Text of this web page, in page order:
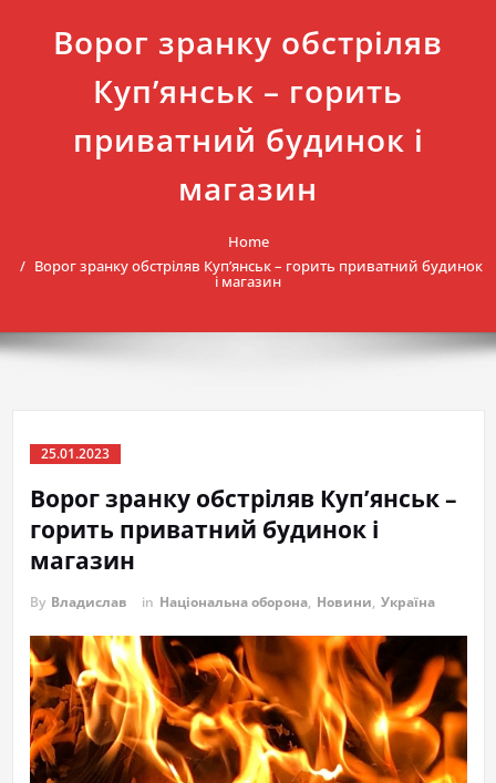
Ворог зранку обстріляв
Куп’янськ – горить
приватний будинок і
магазин
Home
Ворог зранку обстріляв Куп’янськ – горить приватний будинок
і магазин
25.01.2023
Ворог зранку обстріляв Куп’янськ –
горить приватний будинок і
магазин
By Владислав in Національна оборона, Новини, Україна